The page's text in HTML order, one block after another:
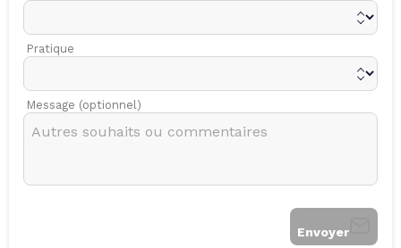
Pratique
Message (optionnel)
Envoyer